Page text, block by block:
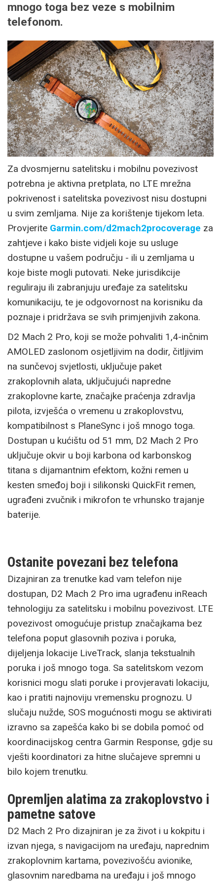
mnogo toga bez veze s mobilnim
telefonom.
Za dvosmjernu satelitsku i mobilnu povezivost
potrebna je aktivna pretplata, no LTE mrežna
pokrivenost i satelitska povezivost nisu dostupni
u svim zemljama. Nije za korištenje tijekom leta.
Provjerite Garmin.com/d2mach2procoverage za
zahtjeve i kako biste vidjeli koje su usluge
dostupne u vašem području - ili u zemljama u
koje biste mogli putovati. Neke jurisdikcije
reguliraju ili zabranjuju uređaje za satelitsku
komunikaciju, te je odgovornost na korisniku da
poznaje i pridržava se svih primjenjivih zakona.
D2 Mach 2 Pro, koji se može pohvaliti 1,4-inčnim
AMOLED zaslonom osjetljivim na dodir, čitljivim
na sunčevoj svjetlosti, uključuje paket
zrakoplovnih alata, uključujući napredne
zrakoplovne karte, značajke praćenja zdravlja
pilota, izvješća o vremenu u zrakoplovstvu,
kompatibilnost s PlaneSync i još mnogo toga.
Dostupan u kućištu od 51 mm, D2 Mach 2 Pro
uključuje okvir u boji karbona od karbonskog
titana s dijamantnim efektom, kožni remen u
kesten smeđoj boji i silikonski QuickFit remen,
ugrađeni zvučnik i mikrofon te vrhunsko trajanje
baterije.
Ostanite povezani bez telefona
Dizajniran za trenutke kad vam telefon nije
dostupan, D2 Mach 2 Pro ima ugrađenu inReach
tehnologiju za satelitsku i mobilnu povezivost. LTE
povezivost omogućuje pristup značajkama bez
telefona poput glasovnih poziva i poruka,
dijeljenja lokacije LiveTrack, slanja tekstualnih
poruka i još mnogo toga. Sa satelitskom vezom
korisnici mogu slati poruke i provjeravati lokaciju,
kao i pratiti najnoviju vremensku prognozu. U
slučaju nužde, SOS mogućnosti mogu se aktivirati
izravno sa zapešća kako bi se dobila pomoć od
koordinacijskog centra Garmin Response, gdje su
vješti koordinatori za hitne slučajeve spremni u
bilo kojem trenutku.
Opremljen alatima za zrakoplovstvo i
pametne satove
D2 Mach 2 Pro dizajniran je za život i u kokpitu i
izvan njega, s navigacijom na uređaju, naprednim
zrakoplovnim kartama, povezivošću avionike,
glasovnim naredbama na uređaju i još mnogo